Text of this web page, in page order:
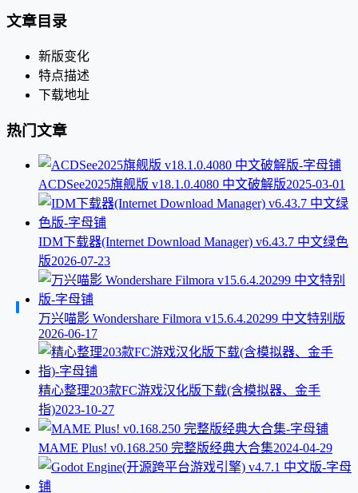
文章目录
新版变化
特点描述
下载地址
热门文章
ACDSee2025旗舰版 v18.1.0.4080 中文破解版2025-03-01
IDM下载器(Internet Download Manager) v6.43.7 中文绿色
版2026-07-23
万兴喵影 Wondershare Filmora v15.6.4.20299 中文特别版
2026-06-17
精心整理203款FC游戏汉化版下载(含模拟器、金手
指)2023-10-27
MAME Plus! v0.168.250 完整版经典大合集2024-04-29